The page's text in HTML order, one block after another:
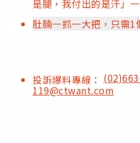
是腿，我付出的是汗」
肚腩一抓一大把，只需
投訴爆料專線：
119@ctwant.com